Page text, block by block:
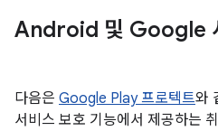
Android 및 Google
다음은 Google Play 프로텍트와
서비스 보호 기능에서 제공하는